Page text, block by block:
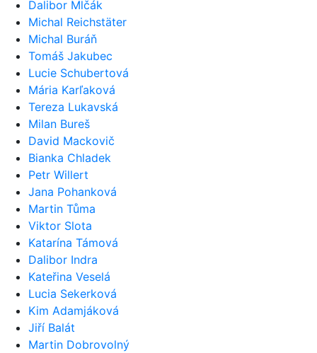
Dalibor Mlčák
Michal Reichstäter
Michal Buráň
Tomáš Jakubec
Lucie Schubertová
Mária Karľaková
Tereza Lukavská
Milan Bureš
David Mackovič
Bianka Chladek
Petr Willert
Jana Pohanková
Martin Tůma
Viktor Slota
Katarína Támová
Dalibor Indra
Kateřina Veselá
Lucia Sekerková
Kim Adamjáková
Jiří Balát
Martin Dobrovolný